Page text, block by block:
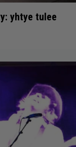
yhtye tulee